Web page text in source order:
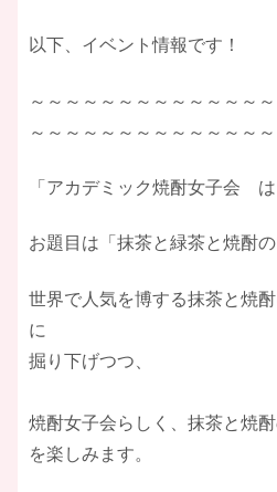
以下、イベント情報です！
～～～～～～～～～～～～～
～～～～～～～～～～～～～
「アカデミック焼酎女子会 は
お題目は「抹茶と緑茶と焼酎の
世界で人気を博する抹茶と焼
に
掘り下げつつ、
焼酎女子会らしく、抹茶と焼
を楽しみます。